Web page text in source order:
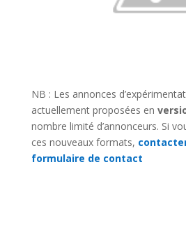
NB : Les annonces
actuellement proposées en
nombre limité d’annonceurs. Si
ces nouveaux formats,
formulaire de contact